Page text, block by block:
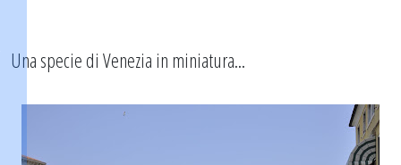
Una specie di Venezia in miniatura...